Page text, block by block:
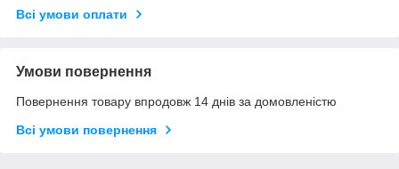
Всі умови оплати
Умови повернення
Повернення товару впродовж 14 днів за домовленістю
Всі умови повернення